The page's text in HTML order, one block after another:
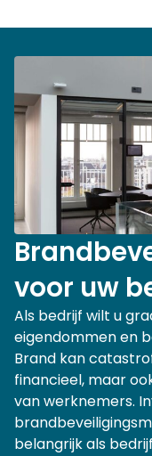
voor uw
Als bedrijf wilt u
eigendommen en
Brand kan
financieel, maar
van werknemers.
belangrijk als